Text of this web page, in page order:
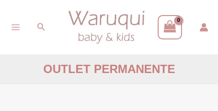
Buscar
OUTLET PERMANENTE